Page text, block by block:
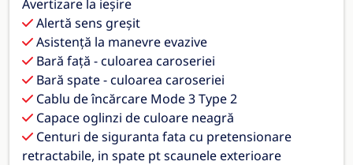
Avertizare la ieșire
Alertă sens greșit
Asistență la manevre evazive
Bară față - culoarea caroseriei
Bară spate - culoarea caroseriei
Cablu de încărcare Mode 3 Type 2
Capace oglinzi de culoare neagră
Centuri de siguranta fata cu pretensionare
retractabile, in spate pt scaunele exterioare